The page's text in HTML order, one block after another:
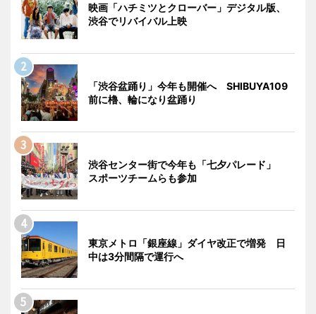
映画「ハチミツとクローバー」デジタル版、
渋谷でリバイバル上映
「渋谷盆踊り」今年も開催へ SHIBUYA109
前に櫓、輪になり盆踊り
渋谷センター街で今年も「七夕パレード」
スポーツチームらも参加
東京メトロ「銀座線」ダイヤ改正で増発 日
中は3分間隔で運行へ